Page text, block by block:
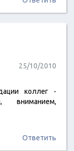
25/10/2010
коллег -
вниманием,
Ответить